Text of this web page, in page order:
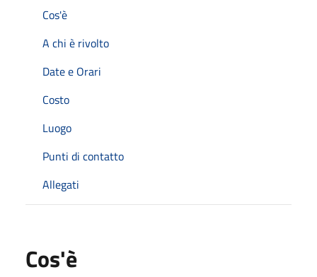
Cos'è
A chi è rivolto
Date e Orari
Costo
Luogo
Punti di contatto
Allegati
Cos'è